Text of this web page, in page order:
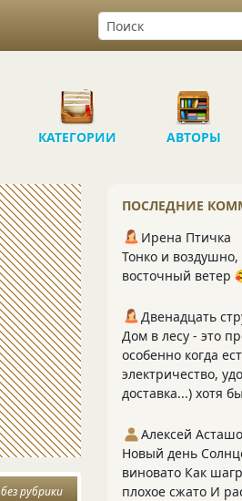
КАТЕГОРИИ АВТОРЫ
без рубрики
ПОСЛЕДНИЕ
Ирена Птичка
Тонко и воздушно,
восточный ветер
Двенадцать
Дом в лесу - это
особенно когда
электричество,
доставка...) хотя
Алексей
Новый день
виновато Как
плохое сжато И